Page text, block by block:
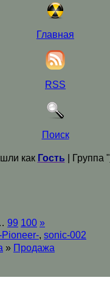
Главная
RSS
Поиск
как Гость | Группа "
99 100 »
Pioneer-, sonic-002
» Продажа